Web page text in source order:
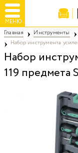
МЕНЮ
Главная Инструменты
Набор инструмента
Набор
119 предмета